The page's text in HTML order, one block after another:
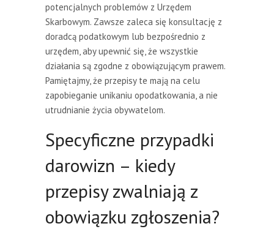
potencjalnych problemów z Urzędem
Skarbowym. Zawsze zaleca się konsultację z
doradcą podatkowym lub bezpośrednio z
urzędem, aby upewnić się, że wszystkie
działania są zgodne z obowiązującym prawem.
Pamiętajmy, że przepisy te mają na celu
zapobieganie unikaniu opodatkowania, a nie
utrudnianie życia obywatelom.
Specyficzne przypadki
darowizn – kiedy
przepisy zwalniają z
obowiązku zgłoszenia?